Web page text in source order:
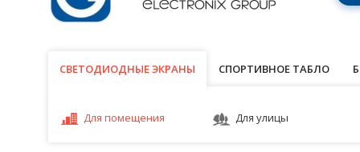
СВЕТОДИОДНЫЕ ЭКРАНЫ
СВЕТОДИОДНЫЕ ЭКРАНЫ СПОРТИВНОЕ ТАБЛО
Для помещения Для улицы